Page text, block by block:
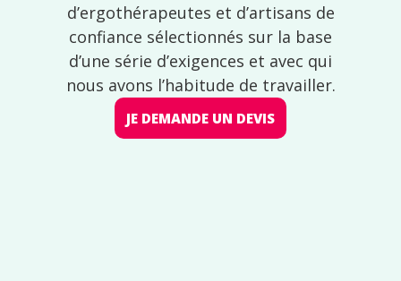
d’ergothérapeutes et d’artisans de
confiance sélectionnés sur la base
d’une série d’exigences et avec qui
nous avons l’habitude de travailler.
JE DEMANDE UN DEVIS